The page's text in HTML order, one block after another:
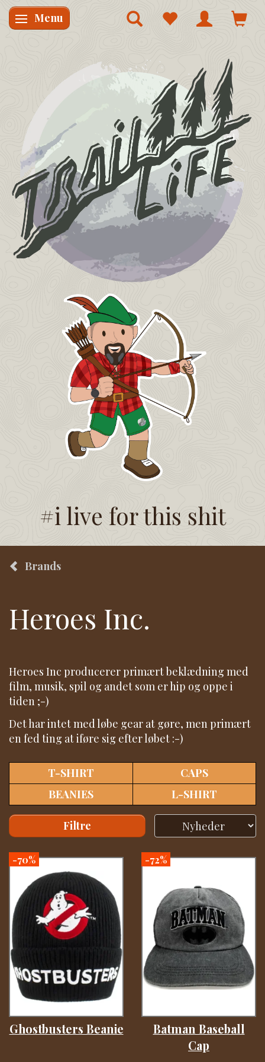
Skifte navigation
Menu
#i live for this shit
Brands
Heroes Inc.
Heroes Inc producerer primært beklædning med
film, musik, spil og andet som er hip og oppe i
tiden ;-)
Det har intet med løbe gear at gøre, men primært
en fed ting at iføre sig efter løbet :-)
T-SHIRT
CAPS
BEANIES
L-SHIRT
Filtre
-70%
Ghostbusters Beanie
-72%
Batman Baseball
Cap